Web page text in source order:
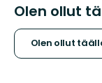
Olen ollut
Olen ollut